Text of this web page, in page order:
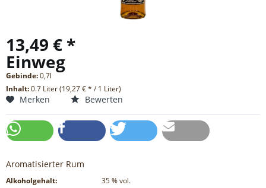
13,49 € *
Einweg
Gebinde:0,7l
Inhalt:0.7 Liter (19,27 € * / 1 Liter)
Merken Bewerten
Aromatisierter Rum
Alkoholgehalt: 35% vol.